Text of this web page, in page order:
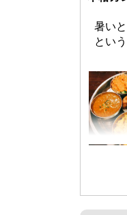
暑い
とい
１６
行く
まず
売さ
そし
した。